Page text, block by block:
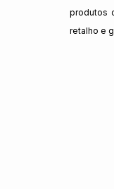
produtos
retalho e